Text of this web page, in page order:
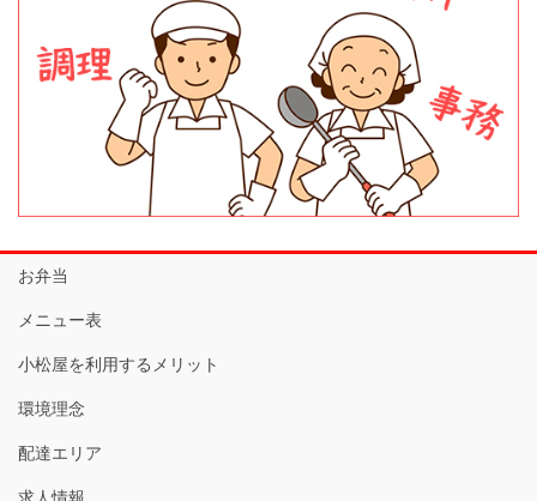
お弁当
メニュー表
小松屋を利用するメリット
環境理念
配達エリア